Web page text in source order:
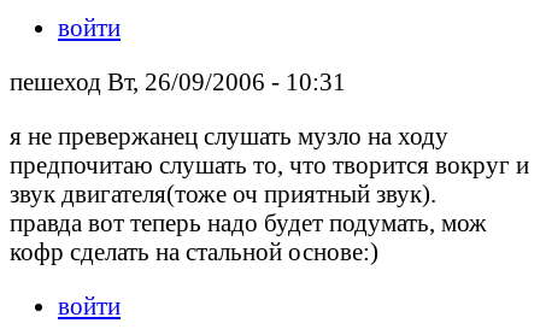
войти
пешеход Вт, 26/09/2006 - 10:31
я не превержанец слушать музло на ходу
предпочитаю слушать то, что творится вокруг и
звук двигателя(тоже оч приятный звук).
правда вот теперь надо будет подумать, мож
кофр сделать на стальной основе:)
войти